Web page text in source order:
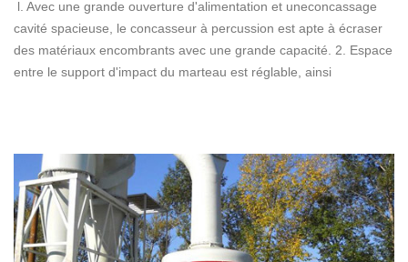
l. Avec une grande ouverture d'alimentation et uneconcassage
cavité spacieuse, le concasseur à percussion est apte à écraser
des matériaux encombrants avec une grande capacité. 2. Espace
entre le support d'impact du marteau est réglable, ainsi